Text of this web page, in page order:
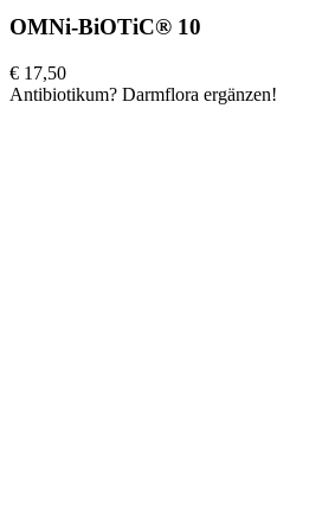
OMNi-BiOTiC® 10
€ 17,50
Antibiotikum? Darmflora ergänzen!